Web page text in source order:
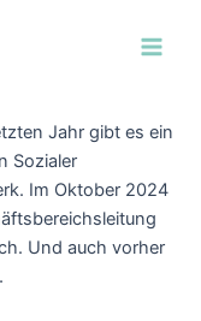
Jahr gibt es ein
Sozialer
Im Oktober 2024
Und auch vorher